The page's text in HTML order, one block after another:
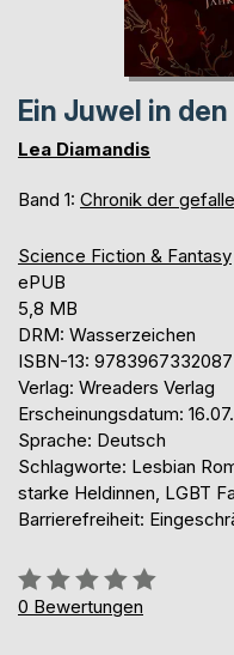
Ein Juwel in
Lea Diamandis
Band 1: Chronik der
Science Fiction & Fantasy
ePUB
5,8 MB
DRM: Wasserzeichen
ISBN-13: 9783967332087
Verlag: Wreaders Verlag
Erscheinungsdatum:
Sprache: Deutsch
Schlagworte: Lesbian
starke Heldinnen, LGBT
Barrierefreiheit:
Bewertung::
0%
0 Bewertungen